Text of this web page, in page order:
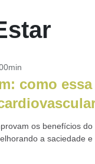
como
os benefícios
a saciedade